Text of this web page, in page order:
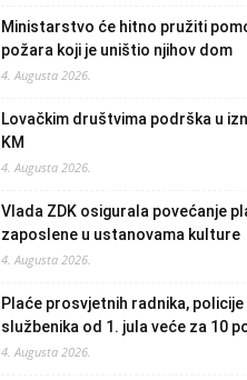
Ministarstvo će hitno pružiti
požara koji je uništio njihov dom
4. Augusta 2026.
Lovačkim društvima podrška u
KM
4. Augusta 2026.
Vlada ZDK osigurala povećanje
zaposlene u ustanovama kulture
4. Augusta 2026.
Plaće prosvjetnih radnika, policije
službenika od 1. jula veće za 10
4. Augusta 2026.